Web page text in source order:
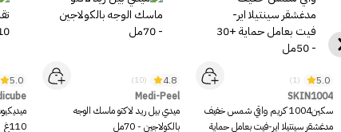
5.0
(1)
SKIN1004
سكين1004 كريم واقي شمس خفيف
مدغشقر سينتيلا اير-فيت بعامل حماية
4.8
(10)
Medi-Peel
ميدي بيل ريد لاكتو ماسك الوجه
بالكولاجين - 70مل
5.0
110غ